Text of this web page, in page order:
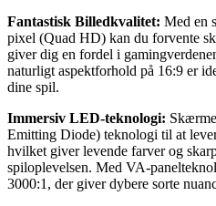
Fantastisk Billedkvalitet: Med en
pixel (Quad HD) kan du forvente
giver dig en fordel i
naturligt aspektforhold på 16:9 er
dine spil.
Immersiv LED-teknologi:
Emitting Diode) teknologi til at
hvilket giver levende farver og
spiloplevelsen. Med VA-
3000:1, der giver dybere sorte